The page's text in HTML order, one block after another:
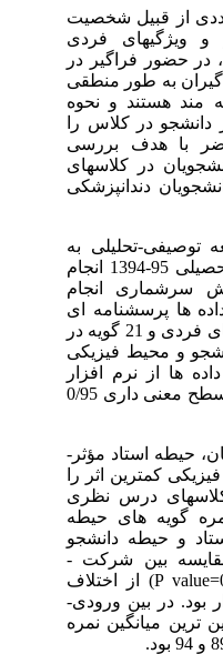
از قبیل شخصیت
فردی
حضور فراگیر در
به طور منطقی
هستند و نحوه
در کلاس را
با هدف بررسی
در کلاس­های
دندانپزشکی
تحلیلی به
صورت مقطعی در سال تحصیلی 95-1394 انجام
سرشماری انجام
­ها پرسشنامه ای
مشتمل بر دو بخش ویژگی­های فردی و 21 گویه در
و محیط فیزیکی
ها از نرم ­افزار
SPSS نسخه 16 استفاده و سطح معنی­ داری 0/95
یافته ها: از دیدگاه دانشجویان، حیطه استاد مؤثر­
کمترین اثر را
درس نظری
گویه­ های حیطه
و حیطه دانشجو
(0/0001>P value) و در مقایسه بین شرکت ­
کنندگان مرد و زن (0/006=P value) از اختلاف
آماری معنی­ داری برخوردار بود. در بین ورودی­
ترین میانگین نمره